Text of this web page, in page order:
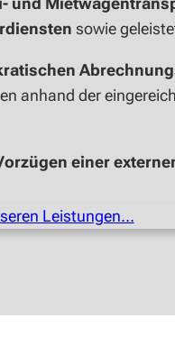
sowie
anhand der
einer
Leistungen…